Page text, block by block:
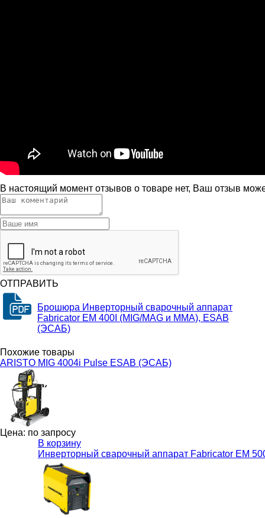
В настоящий момент отзывов о товаре нет, Ваш отзыв
ОТПРАВИТЬ
Брошюра Инверторный сварочный аппарат
Fabricator EM 400I (MIG/MAG и MMA), ESAB
(ЭСАБ)
Похожие товары
ARISTO MIG 4004i Pulse ESAB (ЭСАБ)
Цена: по запросу
В корзину
Инверторный сварочный аппарат Fabricator EM